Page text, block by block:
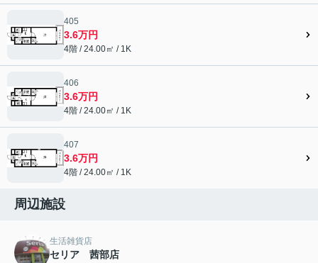
405
3.6万円
4階 / 24.00㎡ / 1K
406
3.6万円
4階 / 24.00㎡ / 1K
407
3.6万円
4階 / 24.00㎡ / 1K
周辺施設
生活雑貨店
セリア 茜部店